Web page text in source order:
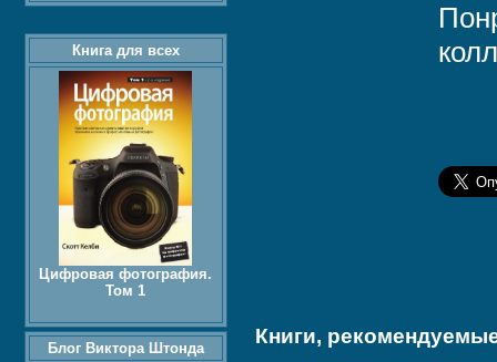
Книги,
Книга для всех
Цифровая фотография.
Том 1
Блог Виктора Штонда